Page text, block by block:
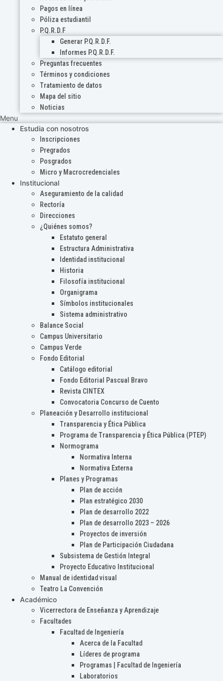
Pagos en línea
Póliza estudiantil
P.Q.R.D.F
Generar P.Q.R.D.F.
Informes P.Q.R.D.F.
Preguntas frecuentes
Términos y condiciones
Tratamiento de datos
Mapa del sitio
Noticias
Menu
Estudia con nosotros
Inscripciones
Pregrados
Posgrados
Micro y Macrocredenciales
Institucional
Aseguramiento de la calidad
Rectoría
Direcciones
¿Quiénes somos?
Estatuto general
Estructura Administrativa
Identidad institucional
Historia
Filosofía institucional
Organigrama
Símbolos institucionales
Sistema administrativo
Balance Social
Campus Universitario
Campus Verde
Fondo Editorial
Catálogo editorial
Fondo Editorial Pascual Bravo
Revista CINTEX
Convocatoria Concurso de Cuento
Planeación y Desarrollo institucional
Transparencia y Ética Pública
Programa de Transparencia y Ética Pública (PTEP)
Normograma
Normativa Interna
Normativa Externa
Planes y Programas
Plan de acción
Plan estratégico 2030
Plan de desarrollo 2022
Plan de desarrollo 2023 – 2026
Proyectos de inversión
Plan de Participación Ciudadana
Subsistema de Gestión Integral
Proyecto Educativo Institucional
Manual de identidad visual
Teatro La Convención
Académico
Vicerrectora de Enseñanza y Aprendizaje
Facultades
Facultad de Ingeniería
Acerca de la Facultad
Líderes de programa
Programas | Facultad de Ingeniería
Laboratorios